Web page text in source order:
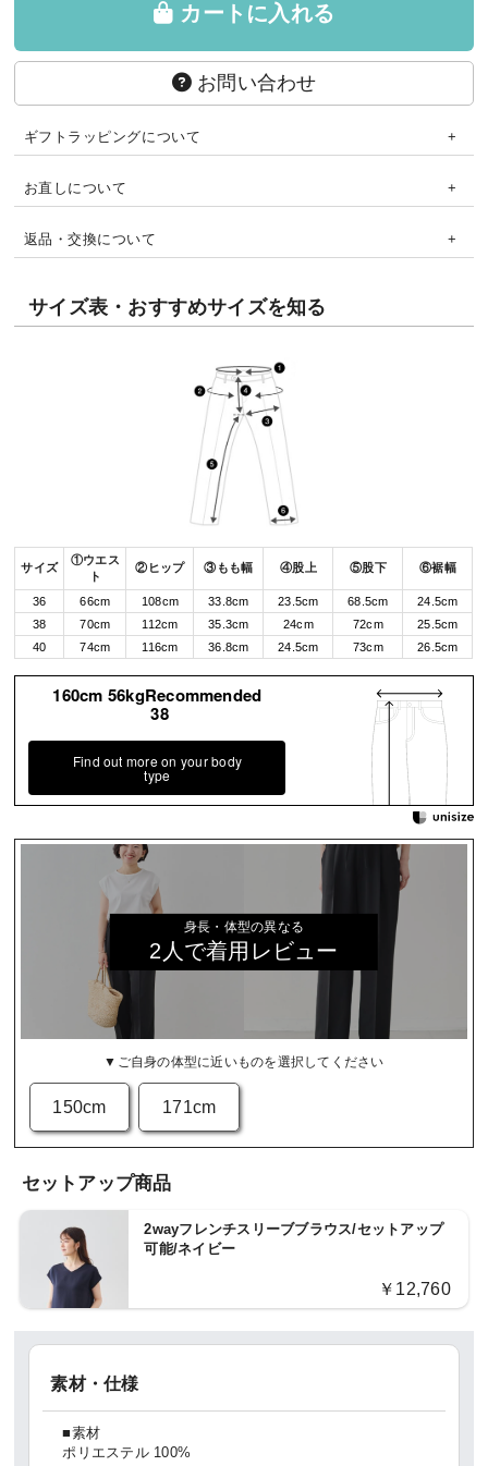
カートに入れる
お問い合わせ
ギフトラッピングについて
お直しについて
返品・交換について
サイズ表・おすすめサイズを知る
サイズ
①ウエス
ト
②ヒップ ③もも幅 ④股上 ⑤股下 ⑥裾幅
36 66cm 108cm 33.8cm 23.5cm 68.5cm
24.5cm
38
70cm 112cm 35.3cm 24cm 72cm
25.5cm
40
74cm 116cm 36.8cm 24.5cm 73cm 26.5cm
160cm 56kgRecommended
38
Find out more on your body
type
身長・体型の異なる
2人で着用レビュー
▼ご自身の体型に近いものを選択してください
150cm 171cm
セットアップ商品
2wayフレンチスリーブブラウス/セットアップ
可能/ネイビー
￥12,760
素材・仕様
■素材
ポリエステル 100%